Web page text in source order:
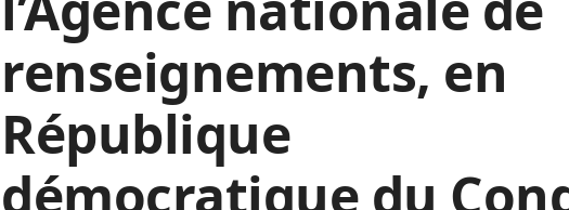
renseignements, en
République
démocratique du